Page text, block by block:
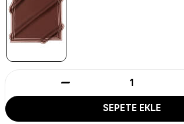
SEPETE EKLE